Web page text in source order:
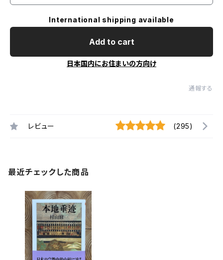
International shipping available
Add to cart
日本国内にお住まいの方向け
通報する
レビュー (295)
最近チェックした商品